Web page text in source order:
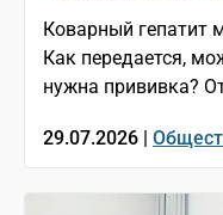
Коварный гепатит
Как передается,
нужна прививка?
29.07.2026 |